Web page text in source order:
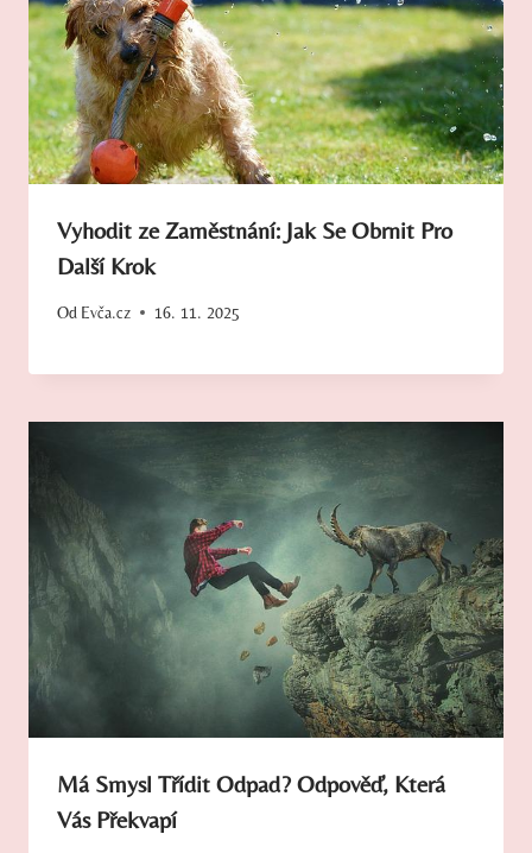
Vyhodit ze Zaměstnání: Jak Se Obrnit Pro
Další Krok
Od Evča.cz 16. 11. 2025
Má Smysl Třídit Odpad? Odpověď, Která
Vás Překvapí